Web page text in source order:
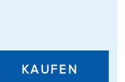
KAUFEN